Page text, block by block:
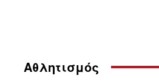
Αθλητισμός